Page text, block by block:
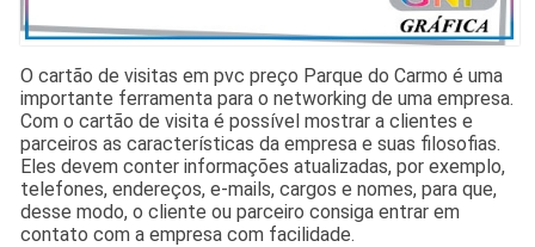
O cartão de visitas em pvc preço Parque do Carmo é uma
importante ferramenta para o networking de uma empresa.
Com o cartão de visita é possível mostrar a clientes e
parceiros as características da empresa e suas filosofias.
Eles devem conter informações atualizadas, por exemplo,
telefones, endereços, e-mails, cargos e nomes, para que,
desse modo, o cliente ou parceiro consiga entrar em
contato com a empresa com facilidade.